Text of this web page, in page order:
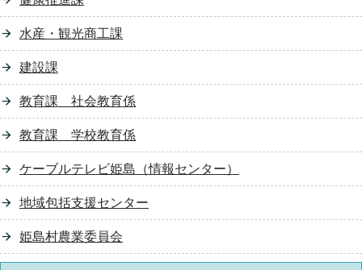
水産・観光商工課
建設課
教育課 社会教育係
教育課 学校教育係
ケーブルテレビ姫島（情報センター）
地域包括支援センター
姫島村農業委員会